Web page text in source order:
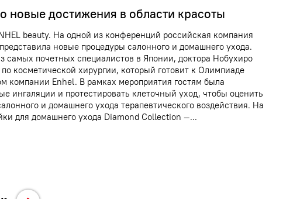
новые достижения в области красоты
beauty. На одной из конференций российская компания
новые процедуры салонного и домашнего ухода.
самых почетных специалистов в Японии, доктора Нобухиро
косметической хирургии, который готовит к Олимпиаде
компании Enhel. В рамках мероприятия гостям была
ингаляции и протестировать клеточный уход, чтобы оценить
и домашнего ухода терапевтического воздействия. На
для домашнего ухода Diamond Сollection —...